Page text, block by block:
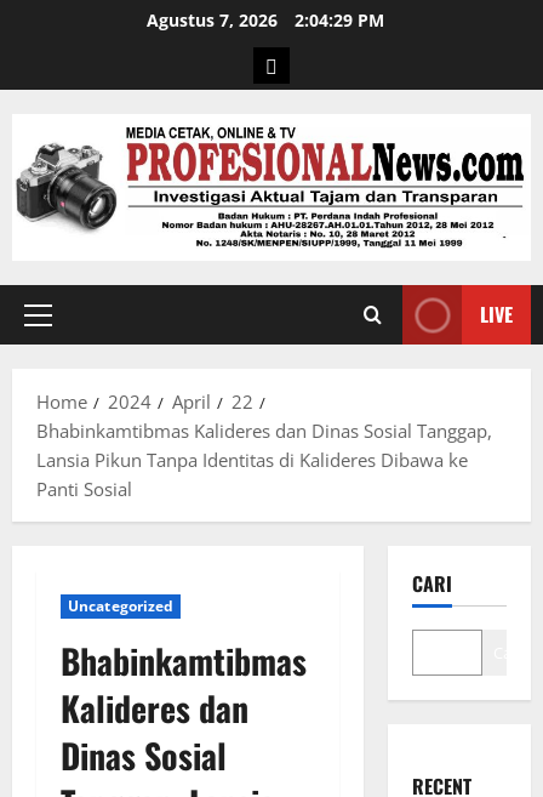
Agustus 7, 2026 2:04:30 PM
LIVE
Home 2024 April
22
Bhabinkamtibmas Kalideres dan Dinas Sosial Tanggap,
Lansia Pikun Tanpa Identitas di Kalideres Dibawa ke
Panti Sosial
Uncategorized
Bhabinkamtibmas
Kalideres dan
Dinas Sosial
CARI
RECENT